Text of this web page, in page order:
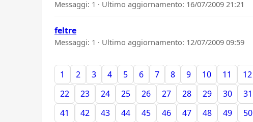
Messaggi: 1 · Ultimo aggiornamento: 16/07/2009 21:21
feltre
Messaggi: 1 · Ultimo aggiornamento: 12/07/2009 09:59
1 2 3 4 5 6 7 8 9 10 11 12
22
23 24 25 26 27 28 29 30 31
41
42 43 44 45 46 47 48 49 50